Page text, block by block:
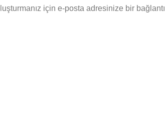
için e-posta adresinize bir bağlantı